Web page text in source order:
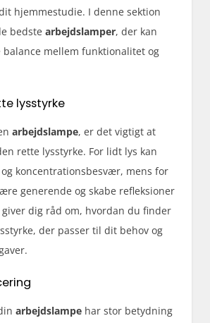
hjemmestudie. I denne sektion
bedstearbejdslamper, der kan
balance mellem funktionalitet og
lysstyrke
arbejdslampe, er det vigtigt at
rette lysstyrke. For lidt lys kan
koncentrationsbesvær, mens for
generende og skabe refleksioner
dig råd om, hvordan du finder
der passer til dit behov og
arbejdslampe har stor betydning